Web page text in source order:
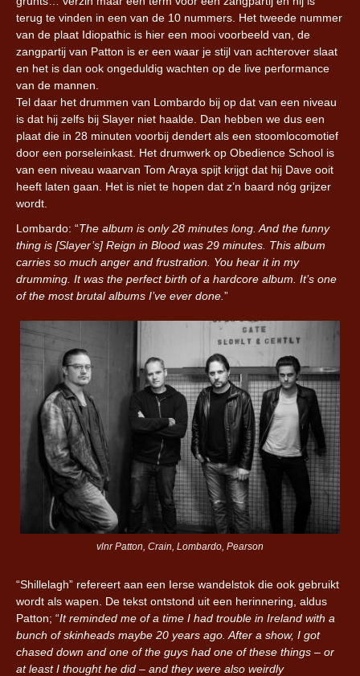
terug te vinden in een van de 10 nummers. Het tweede nummer
van de plaat Idiopathic is hier een mooi voorbeeld van, de
zangpartij van Patton is er een waar je stijl van achterover slaat
en het is dan ook ongeduldig wachten op de live performance
van de mannen.
Tel daar het drummen van Lombardo bij op dat van een niveau
is dat hij zelfs bij Slayer niet haalde. Dan hebben we dus een
plaat die in 28 minuten voorbij dendert als een stoomlocomotief
door een porseleinkast. Het drumwerk op Obedience School is
van een niveau waarvan Tom Araya spijt krijgt dat hij Dave ooit
heeft laten gaan. Het is niet te hopen dat z’n baard nóg grijzer
wordt.
Lombardo: “The album is only 28 minutes long. And the funny
thing is [Slayer’s] Reign in Blood was 29 minutes. This album
carries so much anger and frustration. You hear it in my
drumming. It was the perfect birth of a hardcore album. It’s one
of the most brutal albums I’ve ever done. ”
vlnr Patton, Crain, Lombardo, Pearson
“Shillelagh” refereert aan een Ierse wandelstok die ook gebruikt
wordt als wapen. De tekst ontstond uit een herinnering, aldus
Patton; “It reminded me of a time I had trouble in Ireland with a
bunch of skinheads maybe 20 years ago. After a show, I got
chased down and one of the guys had one of these things – or
at least I thought he did – and they were also weirdly